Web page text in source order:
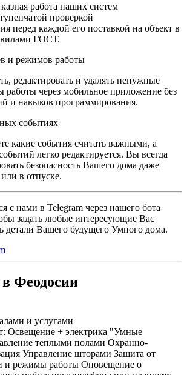
работа наших систем
проверкой
перед каждой его поставкой на объект в
ГОСТ.
и режимов работы
редактировать и удалять ненужные
через мобильное приложение без
и навыков программирования.
событиях
какие события считать важными, а
легко редактируется. Вы всегда
безопасность Вашего дома даже
в отпуске.
с нами в Telegram через нашего бота
задать любые интересующие Вас
детали Вашего будущего Умного дома.
Феодосии
и услугами
Освещение + электрика "Умные
теплыми полами Охранно-
Управление шторами Защита от
и режимы работы Оповещение о